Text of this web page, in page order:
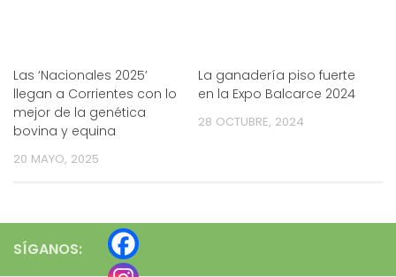
Las ‘Nacionales 2025’
llegan a Corrientes con lo
mejor de la genética
bovina y equina
20 MAYO, 2025
La ganadería piso fuerte
en la Expo Balcarce 2024
28 OCTUBRE, 2024
SÍGANOS: